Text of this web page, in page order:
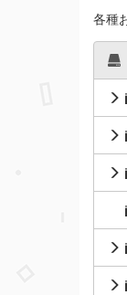
各種